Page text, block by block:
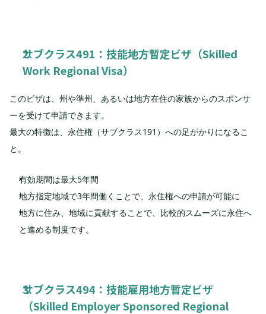
サブクラス491：技能地方暫定ビザ（Skilled
Work Regional Visa）
このビザは、州や準州、あるいは地方在住の家族からのスポンサ
ーを受けて申請できます。
最大の特徴は、永住権（サブクラス191）への足がかりになるこ
と。
有効期間は最大5年間
地方指定地域で3年間働くことで、永住権への申請が可能に
地方に住み、地域に貢献することで、比較的スムーズに永住へ
と進める制度です。
サブクラス494：技能雇用地方暫定ビザ
（Skilled Employer Sponsored Regional